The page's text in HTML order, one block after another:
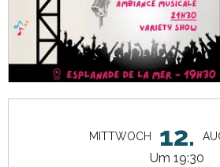
MITTWOCH 12.
Um 19:30